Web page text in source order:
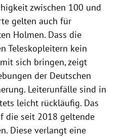
zwischen 100 und
gelten auch für
Holmen. Dass die
Teleskopleitern kein
sich bringen, zeigt
der Deutschen
Leiterunfälle sind in
leicht rückläufig. Das
die seit 2018 geltende
Diese verlangt eine